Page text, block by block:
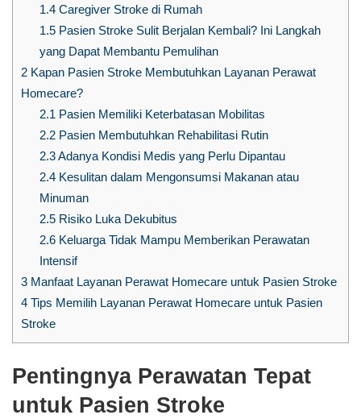
1.4Caregiver Stroke di Rumah
1.5Pasien Stroke Sulit Berjalan Kembali? Ini Langkah
yang Dapat Membantu Pemulihan
2 Kapan Pasien Stroke Membutuhkan Layanan Perawat
Homecare?
2.1Pasien Memiliki Keterbatasan Mobilitas
2.2Pasien Membutuhkan Rehabilitasi Rutin
2.3Adanya Kondisi Medis yang Perlu Dipantau
2.4Kesulitan dalam Mengonsumsi Makanan atau
Minuman
2.5Risiko Luka Dekubitus
2.6Keluarga Tidak Mampu Memberikan Perawatan
Intensif
3 Manfaat Layanan Perawat Homecare untuk Pasien Stroke
4 Tips Memilih Layanan Perawat Homecare untuk Pasien
Stroke
Pentingnya Perawatan Tepat
untuk Pasien Stroke